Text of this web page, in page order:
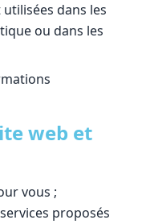
dans les
ou dans les
web et
vous ;
proposés